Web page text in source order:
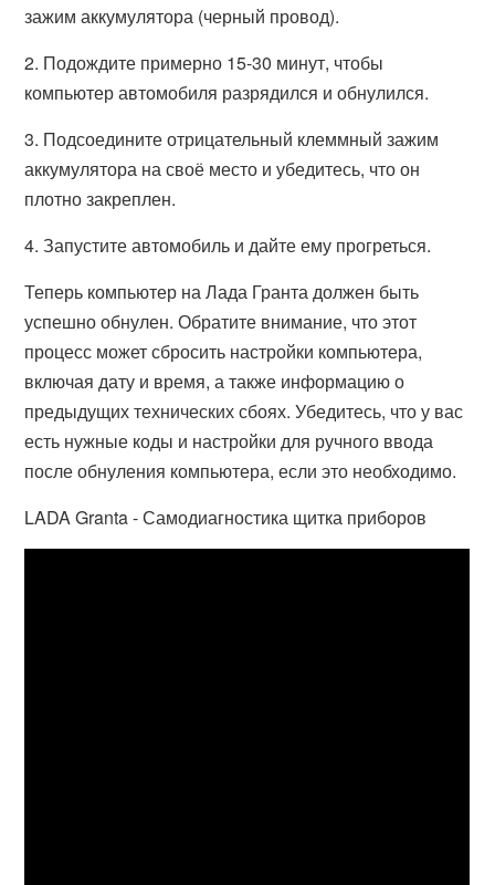
зажим аккумулятора (черный провод).
2. Подождите примерно 15-30 минут, чтобы
компьютер автомобиля разрядился и обнулился.
3. Подсоедините отрицательный клеммный зажим
аккумулятора на своё место и убедитесь, что он
плотно закреплен.
4. Запустите автомобиль и дайте ему прогреться.
Теперь компьютер на Лада Гранта должен быть
успешно обнулен. Обратите внимание, что этот
процесс может сбросить настройки компьютера,
включая дату и время, а также информацию о
предыдущих технических сбоях. Убедитесь, что у вас
есть нужные коды и настройки для ручного ввода
после обнуления компьютера, если это необходимо.
LADA Granta - Самодиагностика щитка приборов